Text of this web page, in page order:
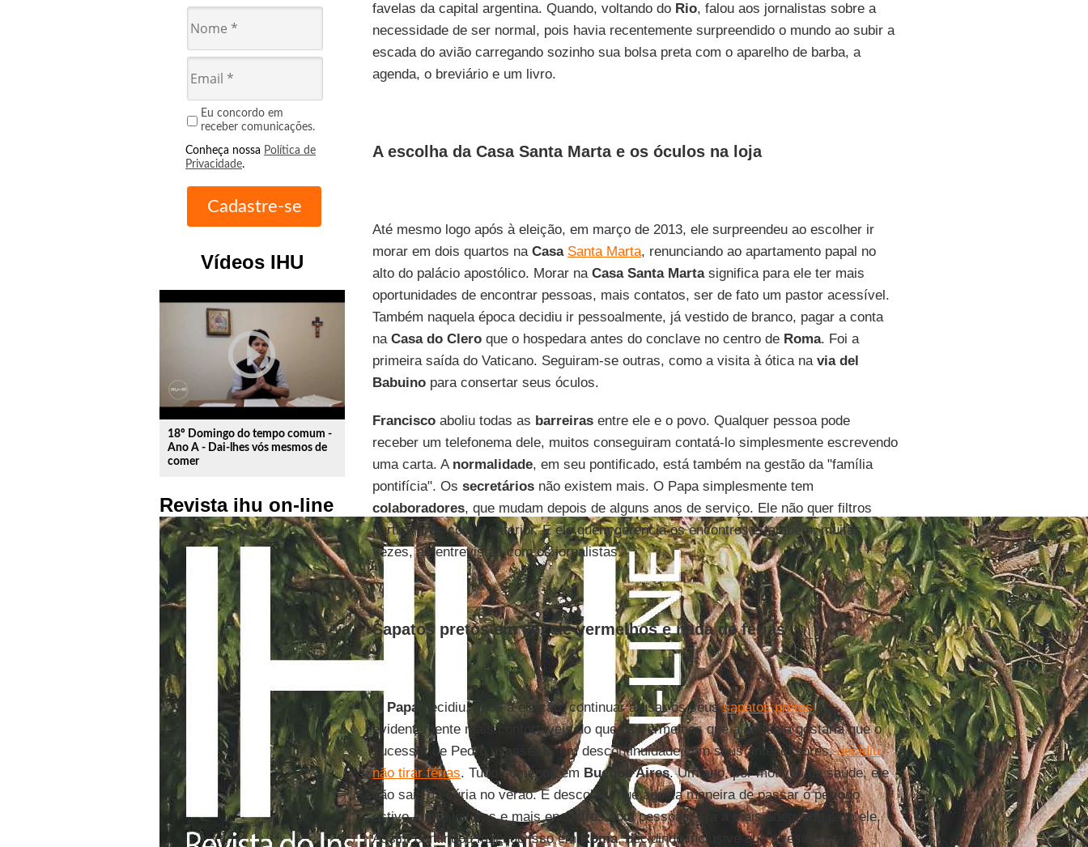
Eu concordo em
receber comunicações.
Conheça nossa Política de
Privacidade.
Vídeos IHU
play_circle_outline
18º Domingo do tempo comum -
Ano A - Dai-lhes vós mesmos de
comer
Revista ihu on-line
favelas da capital argentina. Quando, voltando do Rio, falou aos jornalistas sobre a
necessidade de ser normal, pois havia recentemente surpreendido o mundo ao subir a
escada do avião carregando sozinho sua bolsa preta com o aparelho de barba, a
agenda, o breviário e um livro.
A escolha da Casa Santa Marta e os óculos na loja
Até mesmo logo após à eleição, em março de 2013, ele surpreendeu ao escolher ir
morar em dois quartos na Casa Santa Marta, renunciando ao apartamento papal no
alto do palácio apostólico. Morar na Casa Santa Martasignifica para ele ter mais
oportunidades de encontrar pessoas, mais contatos, ser de fato um pastor acessível.
Também naquela época decidiu ir pessoalmente, já vestido de branco, pagar a conta
na Casa do Cleroque o hospedara antes do conclave no centro de Roma. Foi a
primeira saída do Vaticano. Seguiram-se outras, como a visita à ótica na via del
Babuinopara consertar seus óculos.
Franciscoaboliu todas as barreirasentre ele e o povo. Qualquer pessoa pode
receber um telefonema dele, muitos conseguiram contatá-lo simplesmente escrevendo
uma carta. A normalidade, em seu pontificado, está também na gestão da "família
pontifícia". Os secretáriosnão existem mais. O Papa simplesmente tem
colaboradores, que mudam depois de alguns anos de serviço. Ele não quer filtros
particulares com o exterior. É ele quem gerencia os encontros e também, muitas
vezes, as entrevistas com os jornalistas.
Sapatos pretos em vez de vermelhos e nada de férias
O Papa decidiu, após a eleição, continuar a usar os seussapatos pretos,
evidentemente mais confortáveis do que os vermelhos que a etiqueta gostaria que o
sucessor de Pedro usasse. E, em descontinuidade com seus antecessores,decidiu
não tirar férias. Tudo começou em Buenos Aires. Um ano, por motivos de saúde, ele
não saiu da cúria no verão. E descobriu que aquela maneira de passar o período
estivo, entre leituras e mais encontros com pessoas, era a mais adequada para ele.
Assim continuou fazendo isso em Roma, decidindo inclusive que a residência de